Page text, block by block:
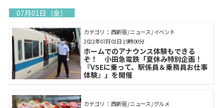
07月01日（金）
カテゴリ： 西新宿 / ニュース / イベント
ホームでのアナウンス体験もできる
ぞ！ 小田急電鉄「夏休み特別企画！
『VSEに乗って、駅係員＆乗務員お仕事
体験』」を開催
2022年07月01日 19時00分
カテゴリ： 西新宿 / ニュース / グルメ